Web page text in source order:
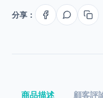
分享：
商品描述 顧客評